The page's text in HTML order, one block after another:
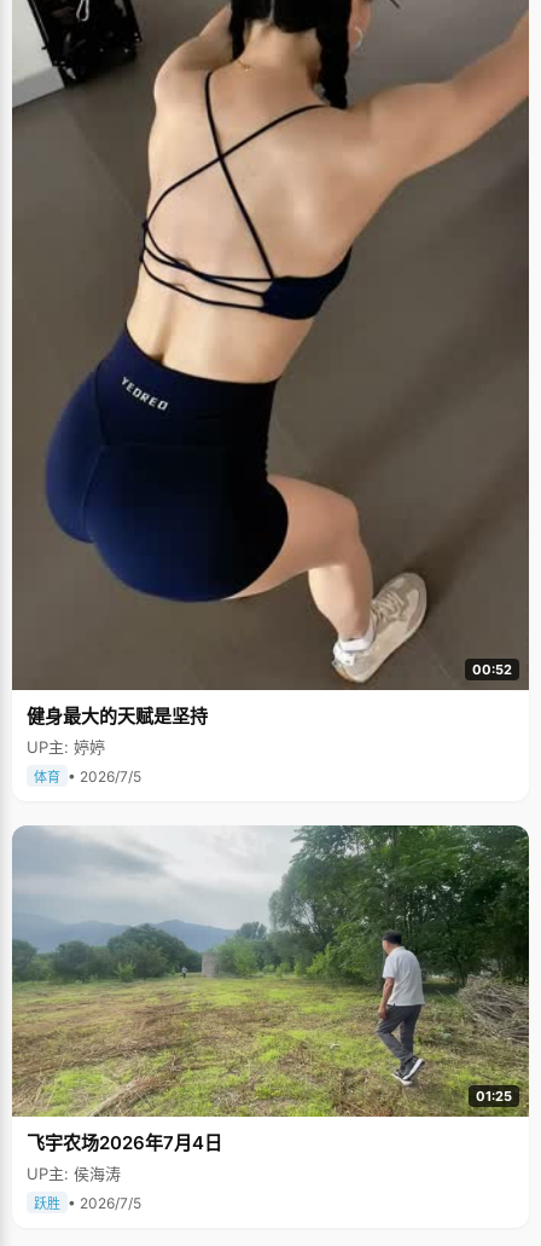
00:52
健身最大的天赋是坚持
UP主: 婷婷
体育 • 2026/7/5
01:25
飞宇农场2026年7月4日
UP主: 侯海涛
跃胜 • 2026/7/5